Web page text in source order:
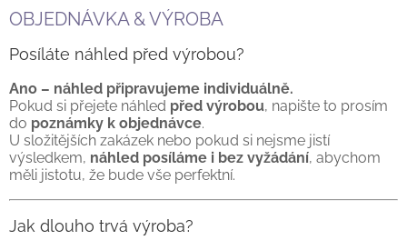
OBJEDNÁVKA & VÝROBA
Posíláte náhled před výrobou?
Ano – náhled připravujeme individuálně.
Pokud si přejete náhled před výrobou, napište to prosím
do poznámky k objednávce.
U složitějších zakázek nebo pokud si nejsme jistí
výsledkem, náhled posíláme i bez vyžádání, abychom
měli jistotu, že bude vše perfektní.
Jak dlouho trvá výroba?